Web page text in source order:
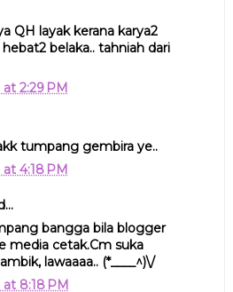
QH layak kerana karya2
belaka.. tahniah dari
at 2:29 PM
tumpang gembira ye..
at 4:18 PM
bangga bila blogger
media cetak.Cm suka
lawaaaa.. (*____^)\/
at 8:18 PM